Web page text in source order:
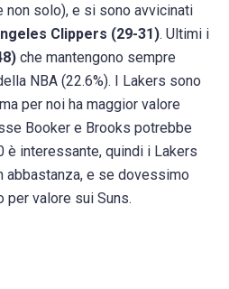
non solo), e si sono avvicinati
Clippers (29-31). Ultimi i
che mantengono sempre
NBA (22.6%). I Lakers sono
per noi ha maggior valore
Booker e Brooks potrebbe
è interessante, quindi i Lakers
abbastanza, e se dovessimo
valore sui Suns.